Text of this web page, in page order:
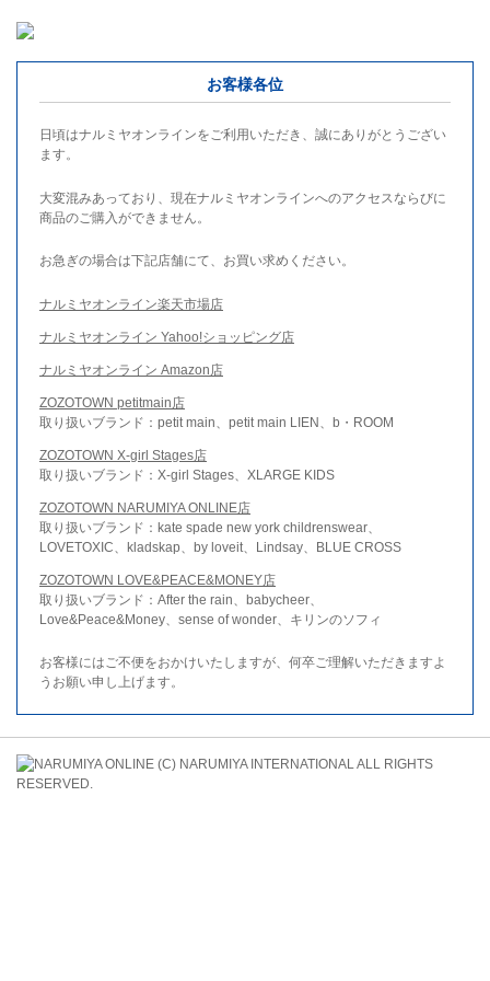
お客様各位
日頃はナルミヤオンラインをご利用いただき、誠にありがとうござい
ます。
大変混みあっており、現在ナルミヤオンラインへのアクセスならびに
商品のご購入ができません。
お急ぎの場合は下記店舗にて、お買い求めください。
ナルミヤオンライン楽天市場店
ナルミヤオンライン Yahoo!ショッピング店
ナルミヤオンライン Amazon店
ZOZOTOWN petitmain店
取り扱いブランド：petit main、petit main LIEN、b・ROOM
ZOZOTOWN X-girl Stages店
取り扱いブランド：X-girl Stages、XLARGE KIDS
ZOZOTOWN NARUMIYA ONLINE店
取り扱いブランド：kate spade new york childrenswear、
LOVETOXIC、kladskap、by loveit、Lindsay、BLUE CROSS
ZOZOTOWN LOVE&PEACE&MONEY店
取り扱いブランド：After the rain、babycheer、
Love&Peace&Money、sense of wonder、キリンのソフィ
お客様にはご不便をおかけいたしますが、何卒ご理解いただきますよ
うお願い申し上げます。